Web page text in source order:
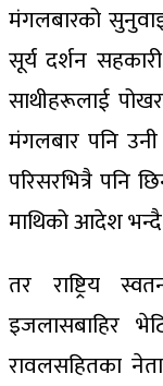
मंगलबारको
सूर्य दर्शन
साथीहरूलाई
मंगलबार पनि
परिसरभित्रै पनि
माथिको आदेश
तर राष्ट्रिय
इजलासबाहिर
रावलसहितका